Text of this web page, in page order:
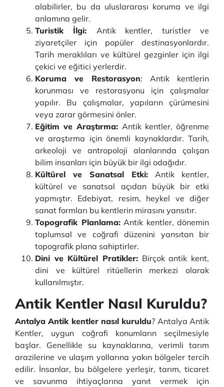
alabilirler, bu da uluslararası koruma ve ilgi
anlamına gelir.
Turistik İlgi: Antik kentler, turistler ve
ziyaretçiler için popüler destinasyonlardır.
Tarih meraklıları ve kültürel gezginler için ilgi
çekici ve eğitici yerlerdir.
Koruma ve Restorasyon: Antik kentlerin
korunması ve restorasyonu için çalışmalar
yapılır. Bu çalışmalar, yapıların çürümesini
veya zarar görmesini önler.
Eğitim ve Araştırma: Antik kentler, öğrenme
ve araştırma için önemli kaynaklardır. Tarih,
arkeoloji ve antropoloji alanlarında çalışan
bilim insanları için büyük bir ilgi odağıdır.
Kültürel ve Sanatsal Etki: Antik kentler,
kültürel ve sanatsal açıdan büyük bir etki
yapmıştır. Edebiyat, resim, heykel ve diğer
sanat formları bu kentlerin mirasını yansıtır.
Topografik Planlama:Antik kentler, dönemin
toplumsal ve coğrafi düzenini yansıtan bir
topografik plana sahiptirler.
Dini ve Kültürel Pratikler: Birçok antik kent,
dini ve kültürel ritüellerin merkezi olarak
kullanılmıştır.
Antik Kentler Nasıl Kuruldu?
Antalya Antik kentler nasıl kuruldu? Antalya Antik
Kentler, uygun coğrafi konumların seçilmesiyle
başlar. Genellikle su kaynaklarına, verimli tarım
arazilerine ve ulaşım yollarına yakın bölgeler tercih
edilir. İnsanlar, bu bölgelere yerleşir, tarım, ticaret
ve savunma ihtiyaçlarına yanıt vermek için